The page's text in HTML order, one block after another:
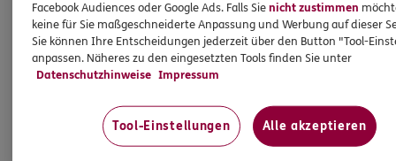
Person zu geben. Sowohl Ihr Schutz als Verbraucher
sowie auch gesetzliche Regelungen halten mich
dazu an. Ich biete Beratung an, für die
Versicherungsvermittlung erhalte ich Provision,
Mehr Informationen
Facebook Audiences oder Google Ads. Falls Sienicht zustimmen
keine für Sie maßgeschneiderte Anpassung und Werbung auf dieser
Sie können Ihre Entscheidungen jederzeit über den Button "Tool-
anpassen. Näheres zu den eingesetzten Tools finden Sie unter
Datenschutzhinweise Impressum
Tool-Einstellungen Alle akzeptieren